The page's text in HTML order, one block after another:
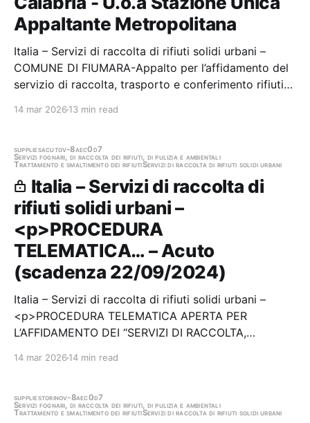
Appaltante Metropolitana
Italia – Servizi di raccolta di rifiuti solidi urbani –
COMUNE DI FIUMARA-Appalto per l’affidamento del
servizio di raccolta, trasporto e conferimento rifiuti
14 mar 2026 13 min read
suppliesacutov-8aec0d7
Servizi fognari, di raccolta dei rifiuti, di pulizia e ambientali
Trattamento e smaltimento dei rifiutiServizi di raccolta di rifiuti solidi urbani
Italia – Servizi di raccolta di
rifiuti solidi urbani –
<p>PROCEDURA
TELEMATICA… – Acuto
(scadenza 22/09/2024)
Italia – Servizi di raccolta di rifiuti solidi urbani –
<p>PROCEDURA TELEMATICA APERTA PER
L’AFFIDAMENTO DEI “SERVIZI DI RACCOLTA,
CONNESSI E CORRELATI A QUELLI PRECEDENTI”
DEL…
14 mar 2026 14 min read
suppliestorinov-8aec0d7
Servizi fognari, di raccolta dei rifiuti, di pulizia e ambientali
Trattamento e smaltimento dei rifiutiServizi di raccolta di rifiuti solidi urbani